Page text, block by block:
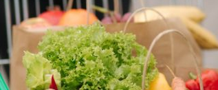
Tutela
i